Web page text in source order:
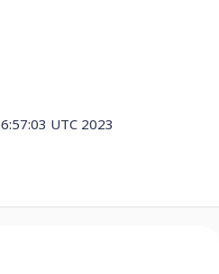
UTC 2023